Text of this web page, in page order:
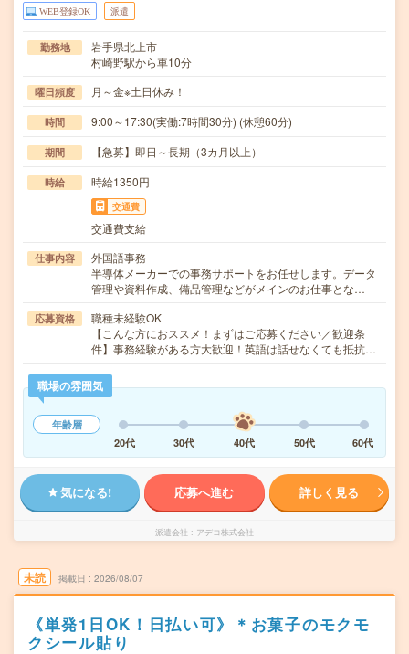
WEB登録OK 派遣
勤務地
岩手県北上市
村崎野駅から車10分
曜日頻度 月～金※土日休み！
時間 9:00～17:30(実働:7時間30分) (休憩60分)
期間 【急募】即日～長期（3カ月以上）
時給 時給1350円
交通費
交通費支給
仕事内容
外国語事務
半導体メーカーでの事務サポートをお任せします。データ
管理や資料作成、備品管理などがメインのお仕事とな…
応募資格
職種未経験OK
【こんな方におススメ！まずはご応募ください／歓迎条
件】事務経験がある方大歓迎！英語は話せなくても抵抗…
職場の雰囲気
年齢層
20代
30代 40代 50代 60代
気になる! 応募へ進む 詳しく見る
派遣会社 アデコ株式会社
未読 掲載日 2026/08/07
《単発1日OK！日払い可》＊お菓子のモクモ
クシール貼り